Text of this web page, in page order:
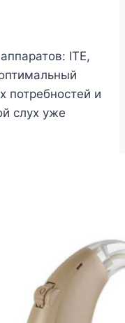
ITE,
потребностей и
слух уже